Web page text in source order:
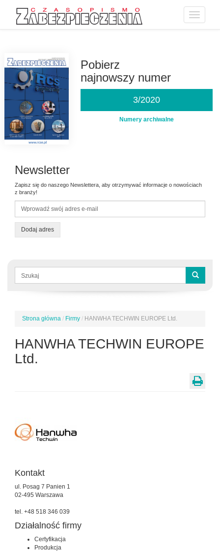
Toggle
Pobierz
najnowszy numer
3/2020
Numery archiwalne
Newsletter
Zapisz się do naszego Newslettera, aby otrzymywać informacje o nowościach
z branży!
Dodaj adres
Formularz
wyszukiwania
Jesteś
Strona główna / Firmy / HANWHA TECHWIN EUROPE Ltd.
HANWHA TECHWIN EUROPE
Ltd.
Kontakt
ul. Posag 7 Panien 1
02-495 Warszawa
tel. +48 518 346 039
Działalność firmy
Certyfikacja
Produkcja